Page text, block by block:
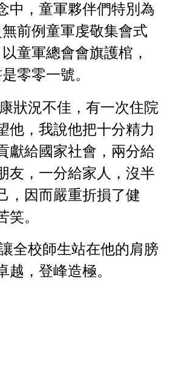
童軍夥伴們特別為
前例童軍虔敬集會式
童軍總會會旗護棺，
零零一號。
不佳，有一次住院
他，我說他把十分精力
獻給國家社會，兩分給
友，一分給家 人，沒半
，因而嚴重折損了健
笑。
師生站在他的肩膀
越，登峰造極。